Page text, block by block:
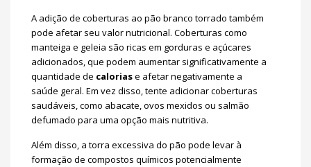
A adição de coberturas ao pão branco torrado também
pode afetar seu valor nutricional. Coberturas como
manteiga e geleia são ricas em gorduras e açúcares
adicionados, que podem aumentar significativamente a
quantidade de caloriase afetar negativamente a
saúde geral. Em vez disso, tente adicionar coberturas
saudáveis, como abacate, ovos mexidos ou salmão
defumado para uma opção mais nutritiva.
Além disso, a torra excessiva do pão pode levar à
formação de compostos químicos potencialmente